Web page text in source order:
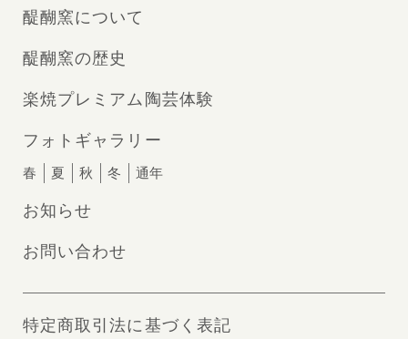
醍醐窯について
醍醐窯の歴史
楽焼プレミアム陶芸体験
フォトギャラリー
春 夏 秋 冬 通年
お知らせ
お問い合わせ
特定商取引法に基づく表記